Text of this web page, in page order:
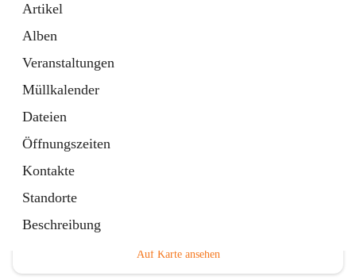
Artikel
Alben
Veranstaltungen
Müllkalender
Dateien
Öffnungszeiten
Kontakte
Standorte
Beschreibung
Gemeindeservice
Auf Karte ansehen